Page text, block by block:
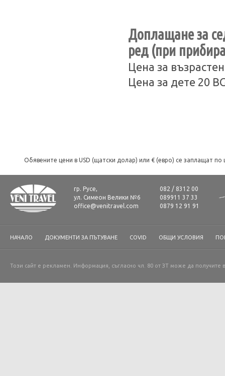
Доплащане за
ред (при
Цена за
Цена за дете 20
Обявените цени в USD (щатски долар) или € (евро) се заплащат
гр. Русе,
ул. Симеон Велики №6
office@venitravel.com
082 / 8312 00
089911 37 33
0879 12 91 91
НАЧАЛО ДОКУМЕНТИ ЗА ПЪТУВАНЕ COVID ОБЩИ УСЛОВИЯ
Този сайт е рекламен. Информация, съгласно чл. 80 от ЗТ може да получите